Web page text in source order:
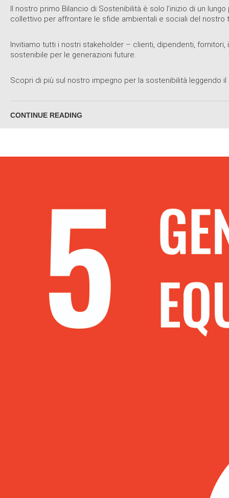
Il nostro primo Bilancio di Sostenibilità è solo l’inizio di un
collettivo per affrontare le sfide ambientali e sociali del nostro
Invitiamo tutti i nostri stakeholder – clienti, dipendenti,
sostenibile per le generazioni future.
Scopri di più sul nostro impegno per la sostenibilità leggendo
CONTINUE READING